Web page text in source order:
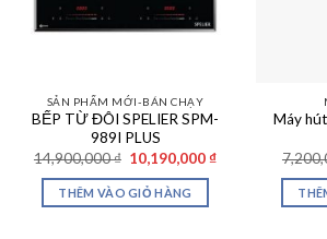
SẢN PHẨM MỚI-BÁN CHẠY
BẾP TỪ ĐÔI SPELIER SPM-
989I PLUS
14,900,000₫ Giá
gốc
là:
14,900,000 ₫.
10,190,000 ₫Giá
THÊM VÀO GIỎ HÀNG
Máy